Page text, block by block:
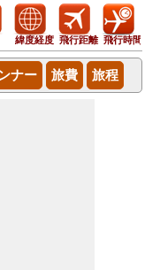
緯度経度 飛行距離 飛行時間
ナー 旅費 旅程